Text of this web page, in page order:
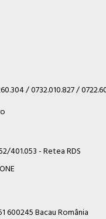
/ 0732.010.827 /
401.053 - Retea RDS
600245 Bacau România